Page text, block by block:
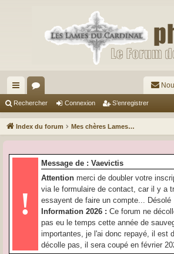
cc
ès
pi
or
u
s
Rechercher Connexion S’enregistrer
Index du forum Mes chères Lames…
!
Message de : Vaevictis
Attention merci de doubler votre
via le formulaire de contact, car il y a
essayent de faire un compte... Désolé
Information 2026 : Ce forum ne
pas eu le temps cette année de
importantes, je l'ai donc repayé, il est
décolle pas, il sera coupé en février